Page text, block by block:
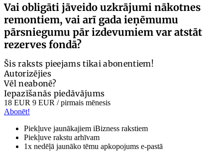
Vai obligāti jāveido uzkrājumi nākotnes
remontiem, vai arī gada ieņēmumu
pārsniegumu pār izdevumiem var atstāt
rezerves fondā?
Šis raksts pieejams tikai abonentiem!
Autorizējies
Vēl neabonē?
Iepazīšanās piedāvājums
18 EUR 9 EUR / pirmais mēnesis
Abonēt!
Piekļuve jaunākajiem iBizness rakstiem
Piekļuve rakstu arhīvam
1x nedēļā jaunāko tēmu apkopojums e-pastā